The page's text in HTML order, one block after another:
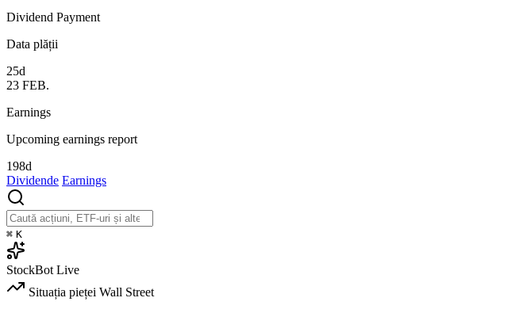
Dividend Payment
Data plății
25d
23 FEB.
Earnings
Upcoming earnings report
198d
Dividende Earnings
⌘ K
StockBot Live
Situația pieței Wall Street